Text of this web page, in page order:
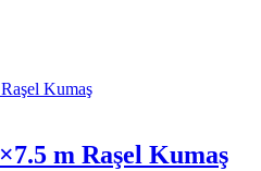
m Raşel Kumaş